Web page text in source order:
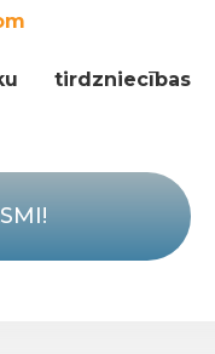
tirdzniecības